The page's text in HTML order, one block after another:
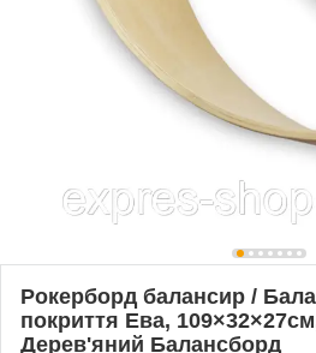
Рокерборд балансир /
покриття Ева,
Дерев'яний Балансборд